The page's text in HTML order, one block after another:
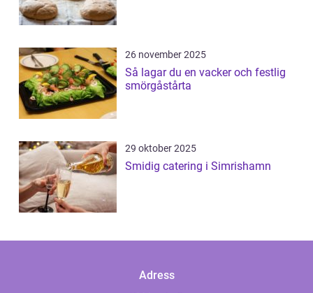
26 november 2025
Så lagar du en vacker och festlig
smörgåstårta
29 oktober 2025
Smidig catering i Simrishamn
Adress